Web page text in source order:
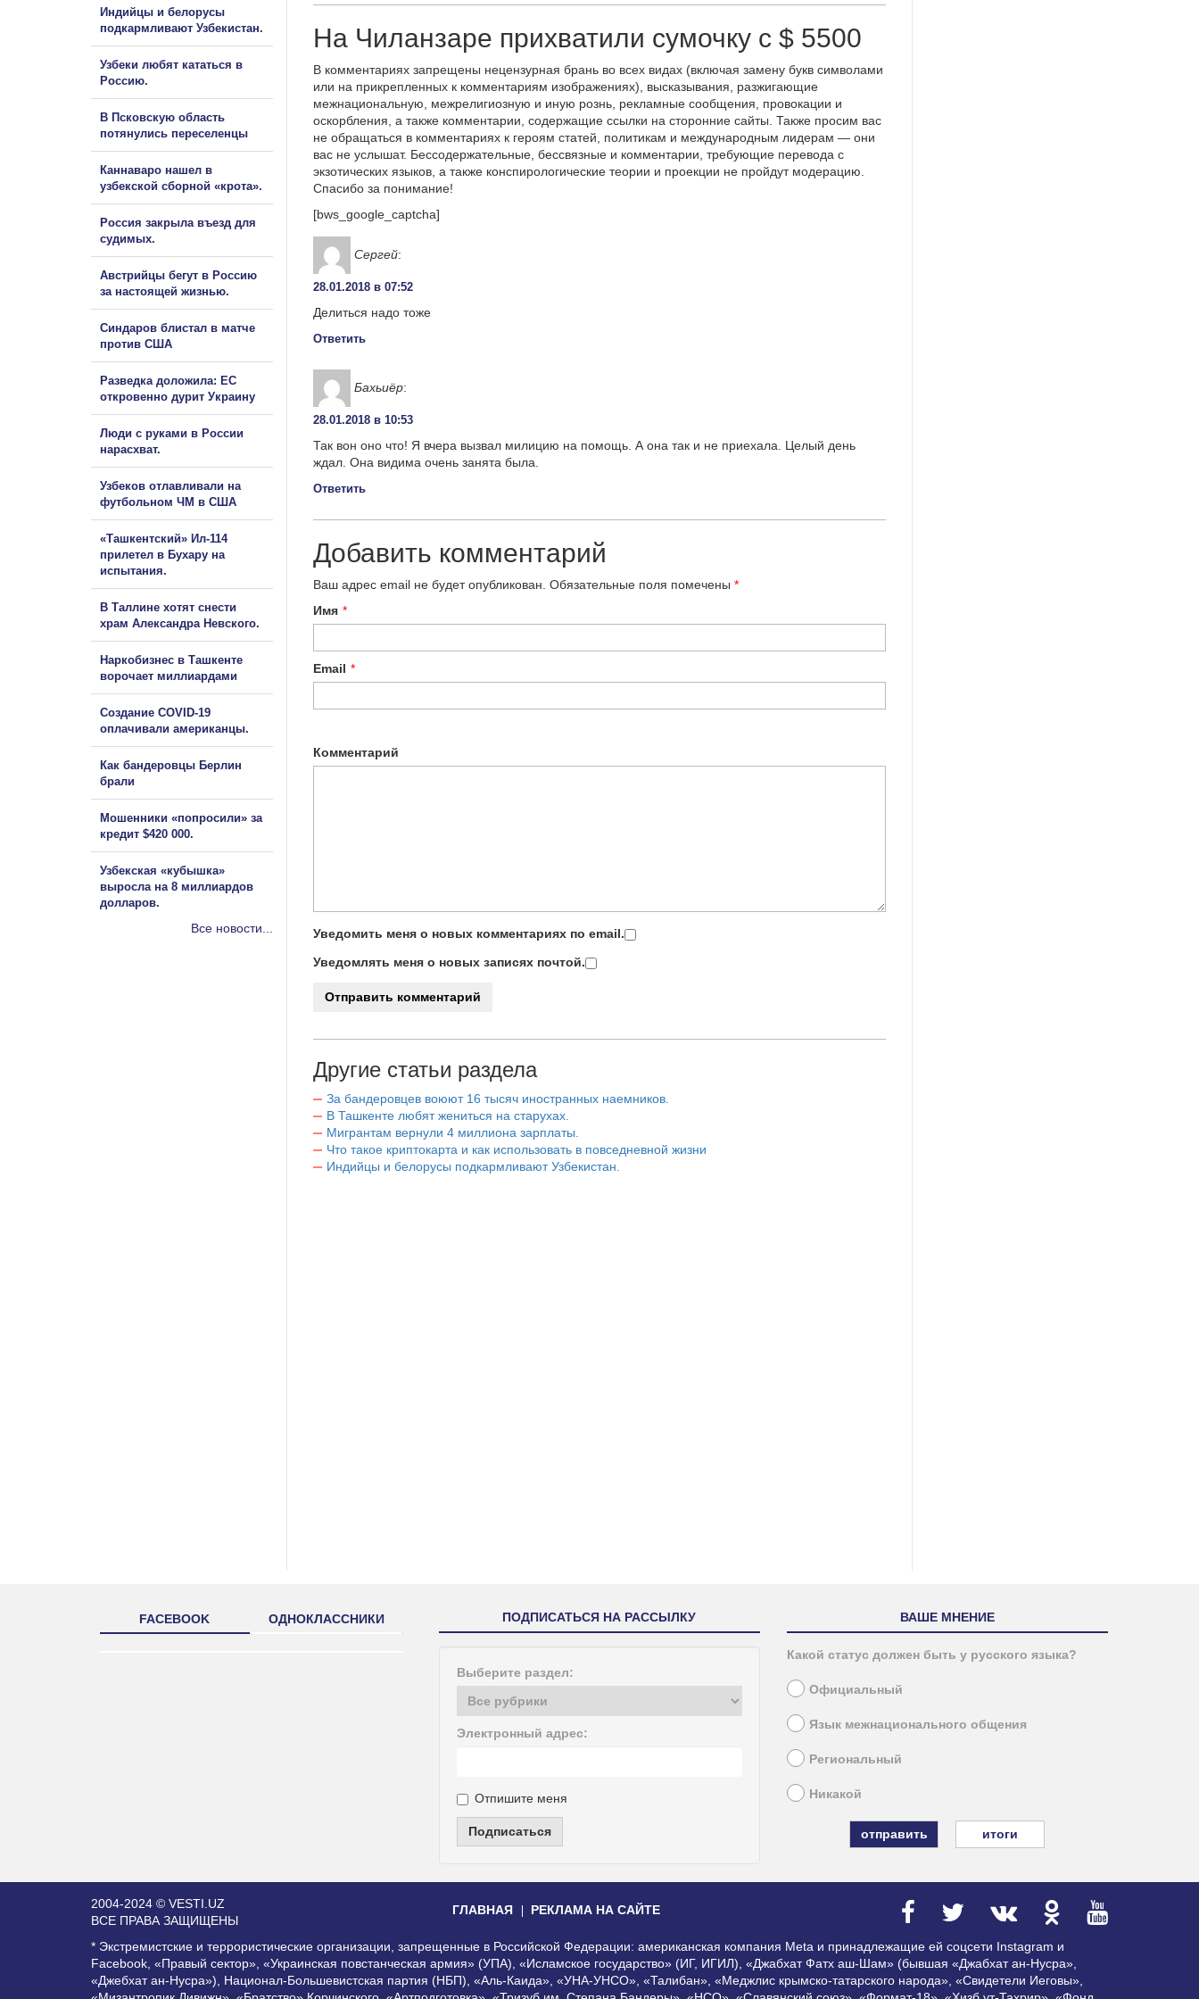
На Чиланзаре прихватили сумочку с $ 5500
В комментариях запрещены нецензурная брань во всех видах (включая замену букв символами
или на прикрепленных к комментариям изображениях), высказывания, разжигающие
межнациональную, межрелигиозную и иную рознь, рекламные сообщения, провокации и
оскорбления, а также комментарии, содержащие ссылки на сторонние сайты. Также просим вас
не обращаться в комментариях к героям статей, политикам и международным лидерам — они
вас не услышат. Бессодержательные, бессвязные и комментарии, требующие перевода с
экзотических языков, а также конспирологические теории и проекции не пройдут модерацию.
Спасибо за понимание!
[bws_google_captcha]
Сергей:
28.01.2018 в 07:52
Делиться надо тоже
Ответить
Бахьиёр:
28.01.2018 в 10:53
Так вон оно что! Я вчера вызвал милицию на помощь. А она так и не приехала. Целый день
ждал. Она видима очень занята была.
Ответить
Добавить комментарий
Ваш адрес email не будет опубликован. Обязательные поля помечены *
Имя *
Email *
Комментарий
Уведомить меня о новых комментариях по email.
Уведомлять меня о новых записях почтой.
Другие статьи раздела
За бандеровцев воюют 16 тысяч иностранных наемников.
В Ташкенте любят жениться на старухах.
Мигрантам вернули 4 миллиона зарплаты.
Что такое криптокарта и как использовать в повседневной жизни
Индийцы и белорусы подкармливают Узбекистан.
Индийцы и белорусы
подкармливают Узбекистан.
Узбеки любят кататься в
Россию.
В Псковскую область
потянулись переселенцы
Каннаваро нашел в
узбекской сборной «крота».
Россия закрыла въезд для
судимых.
Австрийцы бегут в Россию
за настоящей жизнью.
Синдаров блистал в матче
против США
Разведка доложила: ЕС
откровенно дурит Украину
Люди с руками в России
нарасхват.
Узбеков отлавливали на
футбольном ЧМ в США
«Ташкентский» Ил-114
прилетел в Бухару на
испытания.
В Таллине хотят снести
храм Александра Невского.
Наркобизнес в Ташкенте
ворочает миллиардами
Создание COVID-19
оплачивали американцы.
Как бандеровцы Берлин
брали
Мошенники «попросили» за
кредит $420 000.
Узбекская «кубышка»
выросла на 8 миллиардов
долларов.
Все новости...
FACEBOOK ОДНОКЛАССНИКИ ПОДПИСАТЬСЯ НА РАССЫЛКУ
Выберите раздел:
Электронный адрес:
Отпишите меня
Подписаться
ВАШЕ МНЕНИЕ
Какой статус должен быть у русского языка?
Официальный
Язык межнационального общения
Региональный
Никакой
итоги
2004-2024 © VESTI.UZ
ВСЕ ПРАВА ЗАЩИЩЕНЫ
ГЛАВНАЯ РЕКЛАМА НА САЙТЕ
* Экстремистские и террористические организации, запрещенные в Российской Федерации: американская компания Meta и принадлежащие ей соцсети Instagram и
Facebook, «Правый сектор», «Украинская повстанческая армия» (УПА), «Исламское государство» (ИГ, ИГИЛ), «Джабхат Фатх аш-Шам» (бывшая «Джабхат ан-Нусра»,
«Джебхат ан-Нусра»), Национал-Большевистская партия (НБП), «Аль-Каида», «УНА-УНСО», «Талибан», «Меджлис крымско-татарского народа», «Свидетели Иеговы»,